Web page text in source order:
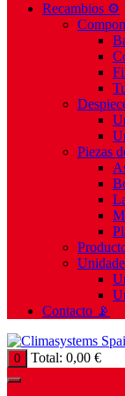
Recambios ⚙️
Piezas
Contacto 📡
0 Total: 0,00 €